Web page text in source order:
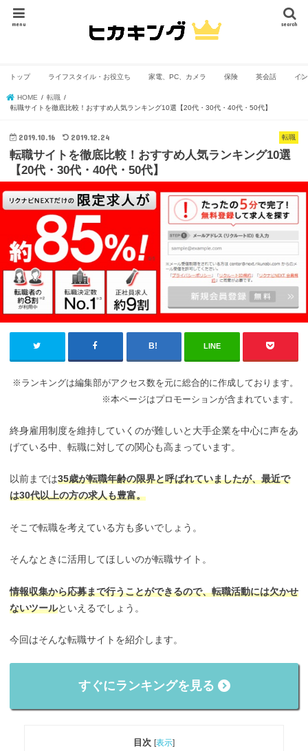
search
menu
トップ ライフスタイル・お役立ち 家電、PC、カメラ 保険 英会話 イ
HOME
転職
転職サイトを徹底比較！おすすめ人気ランキング10選【20代・30代・40代・50代】
転職
2019.10.16 2019.12.24
転職サイトを徹底比較！おすすめ人気ランキング10選
【20代・30代・40代・50代】
LINE
※ランキングは編集部がアクセス数を元に総合的に作成しております。
※本ページはプロモーションが含まれています。
終身雇用制度を維持していくのが難しいと大手企業を中心に声をあ
げている中、転職に対しての関心も高まっています。
以前までは35歳が転職年齢の限界と呼ばれていましたが、最近で
は30代以上の方の求人も豊富。
そこで転職を考えている方も多いでしょう。
そんなときに活用してほしいのが転職サイト。
情報収集から応募まで行うことができるので、転職活動には欠かせ
ないツールといえるでしょう。
今回はそんな転職サイトを紹介します。
すぐにランキングを見る
目次 [表示]